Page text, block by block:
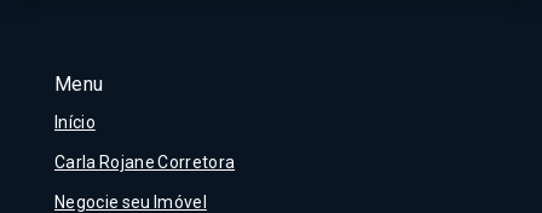
Menu
Início
Carla Rojane Corretora
Negocie seu Imóvel